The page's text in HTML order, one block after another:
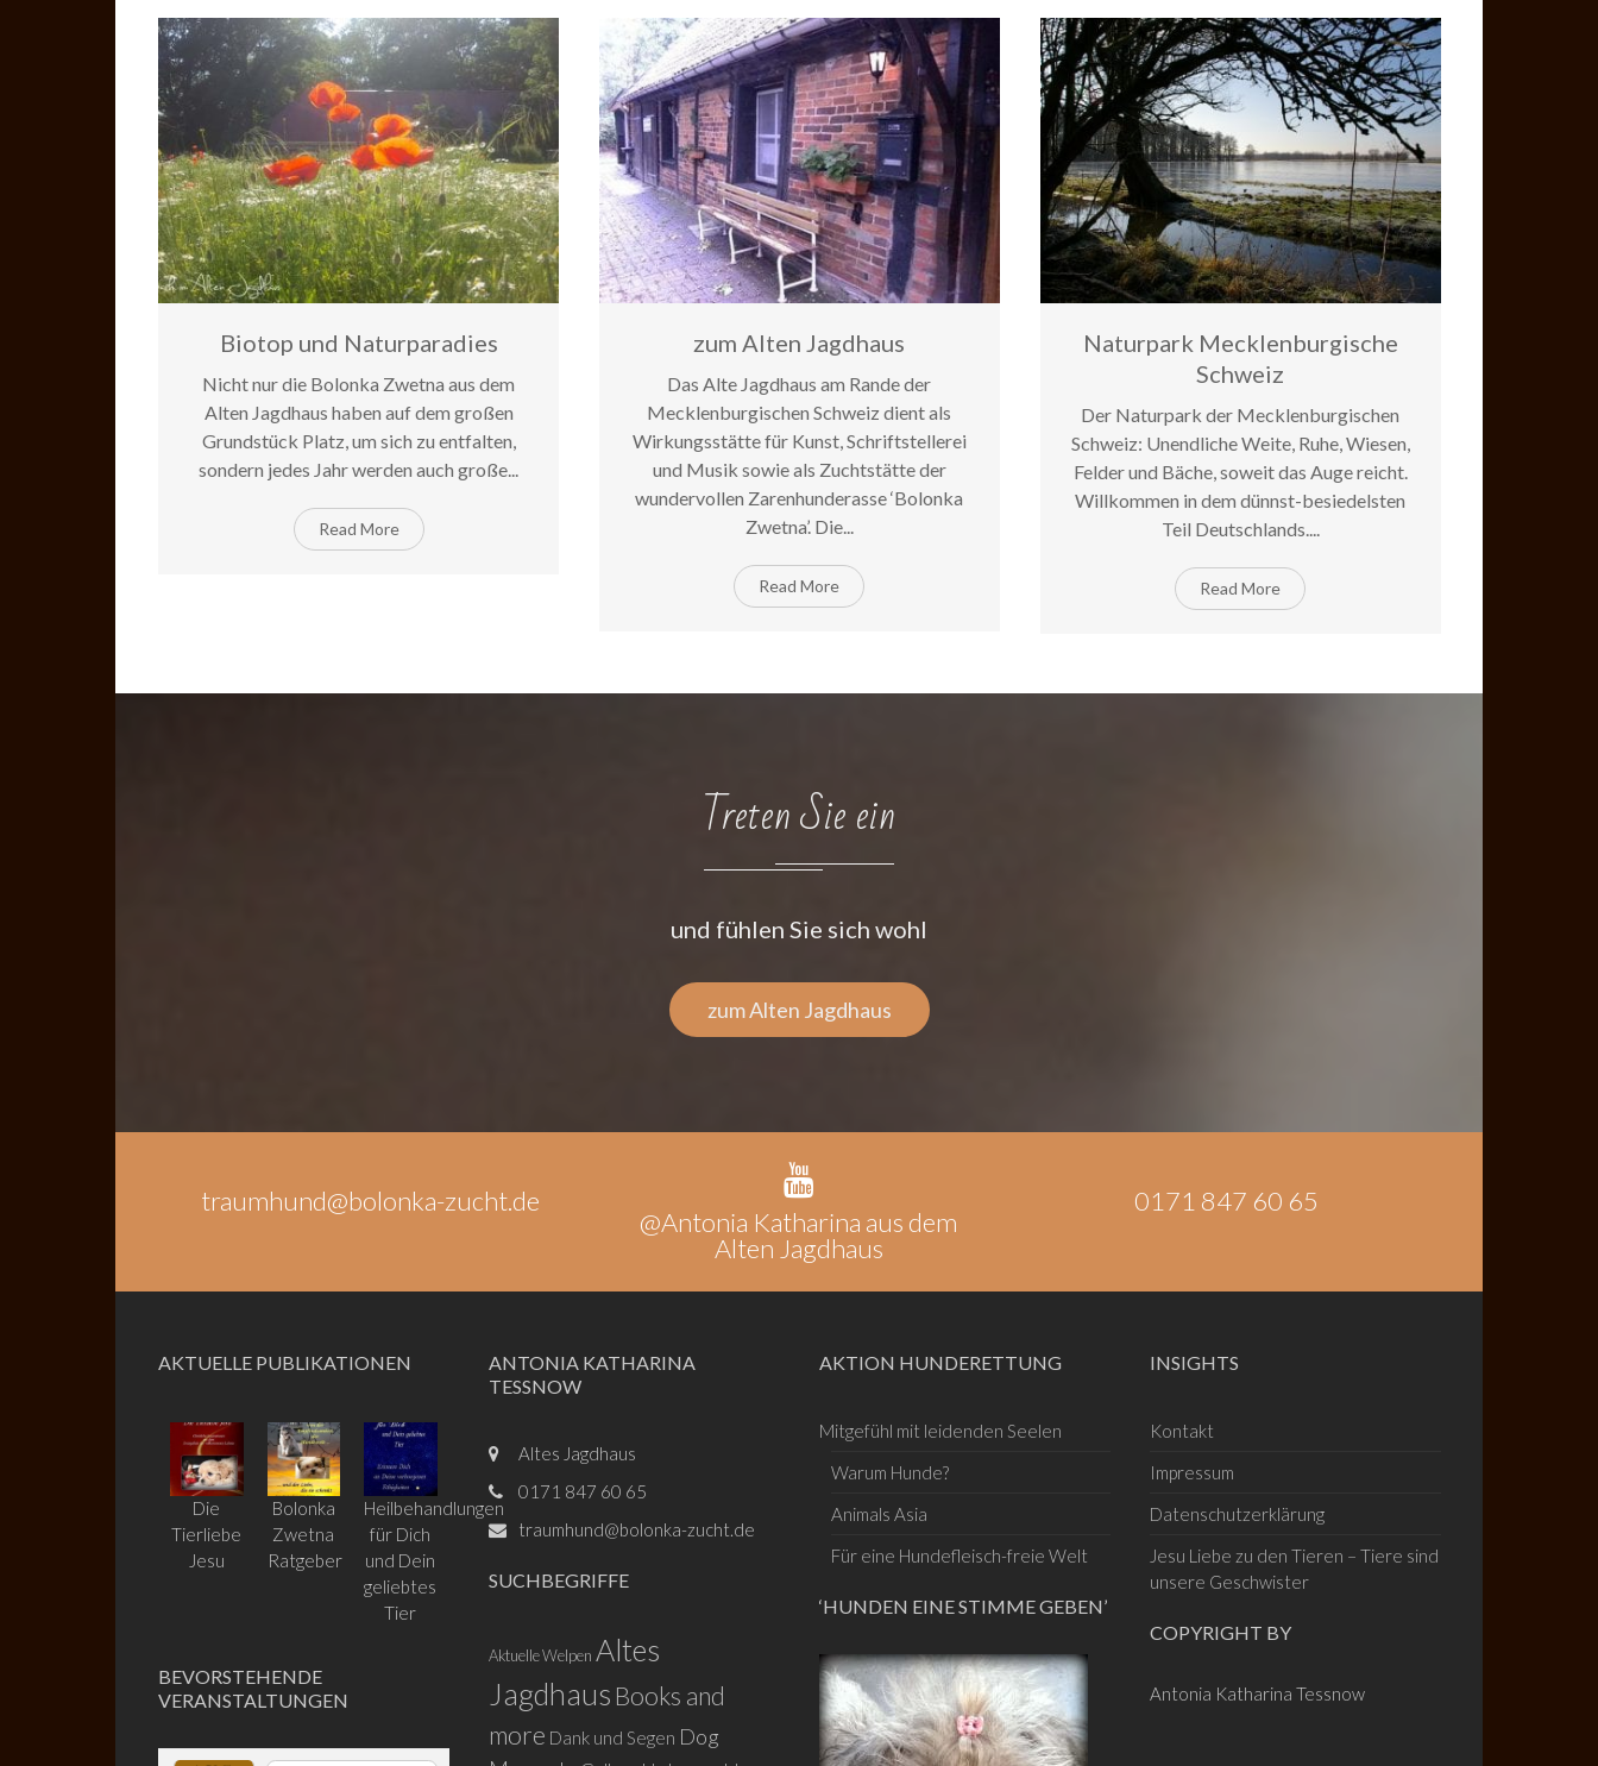
Biotop und Naturparadies
Nicht nur die Bolonka Zwetna aus dem
Alten Jagdhaus haben auf dem großen
Grundstück Platz, um sich zu entfalten,
sondern jedes Jahr werden auch große...
Read More
zum Alten Jagdhaus
Das Alte Jagdhaus am Rande der
Mecklenburgischen Schweiz dient als
Wirkungsstätte für Kunst, Schriftstellerei
und Musik sowie als Zuchtstätte der
wundervollen Zarenhunderasse ‘Bolonka
Zwetna’. Die...
Read More
Naturpark Mecklenburgische
Schweiz
Der Naturpark der Mecklenburgischen
Schweiz: Unendliche Weite, Ruhe, Wiesen,
Felder und Bäche, soweit das Auge reicht.
Willkommen in dem dünnst-besiedelsten
Teil Deutschlands....
Read More
Treten Sie ein
und fühlen Sie sich wohl
zum Alten Jagdhaus
traumhund@bolonka-zucht.de
@Antonia Katharina aus dem
Alten Jagdhaus
0171 847 60 65
AKTUELLE PUBLIKATIONEN
Die
Tierliebe
Jesu
Bolonka
Zwetna
Ratgeber
Heilbehandlungen
für Dich
und Dein
geliebtes
Tier
BEVORSTEHENDE
VERANSTALTUNGEN
ANTONIA KATHARINA
TESSNOW
Altes Jagdhaus
0171 847 60 65
traumhund@bolonka-zucht.de
SUCHBEGRIFFE
Aktuelle Welpen Altes
Jagdhaus Books and
more Dank und Segen Dog
AKTION HUNDERETTUNG
Mitgefühl mit leidenden Seelen
Warum Hunde?
Animals Asia
Für eine Hundefleisch-freie Welt
‘HUNDEN EINE STIMME GEBEN’
INSIGHTS
Kontakt
Impressum
Datenschutzerklärung
Jesu Liebe zu den Tieren – Tiere sind
unsere Geschwister
COPYRIGHT BY
Antonia Katharina Tessnow